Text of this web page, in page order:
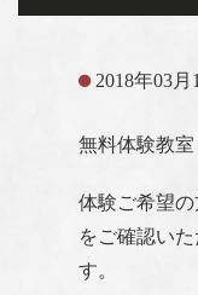
2018年03月
無料体験教室
体験ご希望
をご確認い
す。